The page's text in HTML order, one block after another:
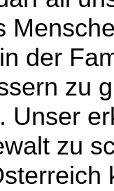
der
zu
Unser
zu